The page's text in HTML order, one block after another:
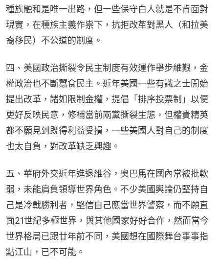
種族融和是唯一出路，但一些保守白人就是不肯面對
現實，在種族主義作祟下，抗拒改革對黑人（和拉美
裔移民）不公道的制度。
四、美國政治撕裂令民主制度有效運作舉步維艱，金
權政治也不斷蠶食民主。近年美國一些有識之士開始
提出改革，諸如限制金權，提倡「排序投票制」以便
更好反映民意，修補當前兩黨撕裂生態，但權貴精英
都不願見到既得利益受損，一些美國人對自己的制度
也太自負，對改革缺乏興趣。
五、華府外交近年進退維谷，奧巴馬在國內常被批軟
弱，未能肩負領導世界角色。不少美國輿論仍堅持自
己是冷戰勝利者，堅信自己應當世界警察，而不願直
面21世紀多極世界，與其他國家好好合作，然而當今
世界格局已跟廿年前不同，美國想在國際舞台事事指
點江山，已不可能。